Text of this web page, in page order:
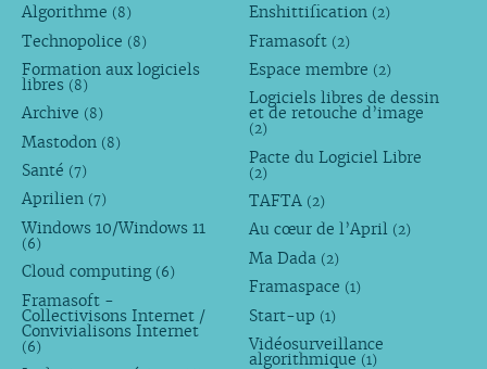
Algorithme (8)
Technopolice (8)
Formation aux logiciels
libres (8)
Archive (8)
Mastodon (8)
Santé (7)
Aprilien (7)
Windows 10/Windows 11
(6)
Cloud computing (6)
Framasoft -
Collectivisons Internet /
Convivialisons Internet
(6)
Enshittification (2)
Framasoft (2)
Espace membre (2)
Logiciels libres de dessin
et de retouche d’image
(2)
Pacte du Logiciel Libre
(2)
TAFTA (2)
Au cœur de l’April (2)
Ma Dada (2)
Framaspace (1)
Start-up (1)
Vidéosurveillance
algorithmique (1)